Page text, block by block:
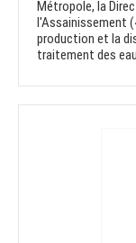
Métropole, la
l'Assainissement
production et la
traitement des